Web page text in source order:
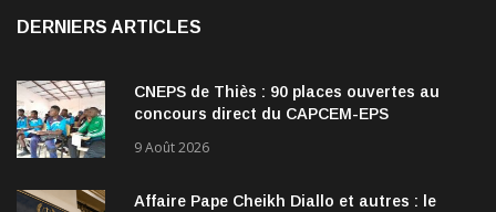
DERNIERS ARTICLES
CNEPS de Thiès : 90 places ouvertes au
concours direct du CAPCEM-EPS
9 Août 2026
Affaire Pape Cheikh Diallo et autres : le